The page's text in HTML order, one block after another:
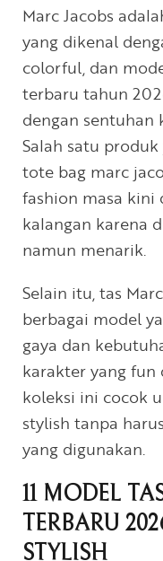
Marc Jacobs
yang dikenal
colorful, dan
terbaru tahun
dengan sentuhan
Salah satu
tote bag marc
fashion masa
kalangan karena
namun menarik.
Selain itu, tas
berbagai model
gaya dan
karakter yang fun
koleksi ini cocok
stylish tanpa
yang digunakan.
11 MODEL
TERBARU
STYLISH